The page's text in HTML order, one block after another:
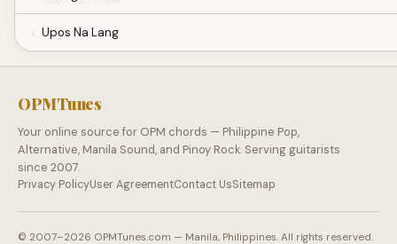
Upos Na Lang
OPMTunes
Your online source for OPM chords — Philippine Pop,
Alternative, Manila Sound, and Pinoy Rock. Serving guitarists
since 2007.
Privacy PolicyUser AgreementContact UsSitemap
© 2007–2026 OPMTunes.com — Manila, Philippines. All rights reserved.